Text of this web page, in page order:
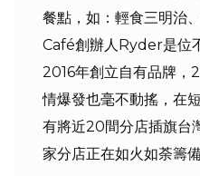
餐點，如：輕食三明治
Café創辦人Ryder是位
2016年創立自有品牌，
情爆發也毫不動搖，在
有將近20間分店插旗台
家分店正在如火如荼籌備